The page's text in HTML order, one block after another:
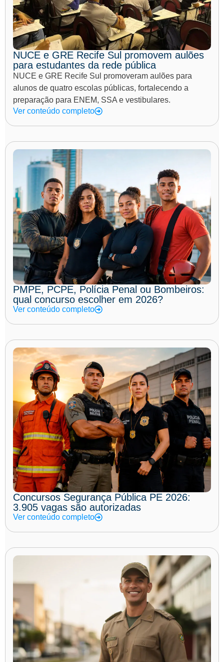
NUCE e GRE Recife Sul promovem aulões
para estudantes da rede pública
NUCE e GRE Recife Sul promoveram aulões para
alunos de quatro escolas públicas, fortalecendo a
preparação para ENEM, SSA e vestibulares.
Ver conteúdo completo
PMPE, PCPE, Polícia Penal ou Bombeiros:
qual concurso escolher em 2026?
Ver conteúdo completo
Concursos Segurança Pública PE 2026:
3.905 vagas são autorizadas
Ver conteúdo completo